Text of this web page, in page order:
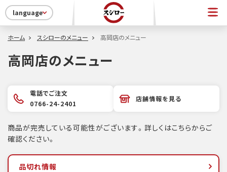
language
ホーム スシローのメニュー 高岡店のメニュー
高岡店のメニュー
電話でご注文
0766-24-2401
店舗情報を見る
商品が完売している可能性がございます。詳しくはこちらからご
確認ください。
品切れ情報